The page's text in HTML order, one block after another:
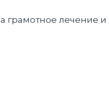
грамотное лечение